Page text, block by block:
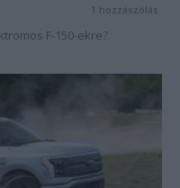
1 hozzászólás
F-150-ekre?